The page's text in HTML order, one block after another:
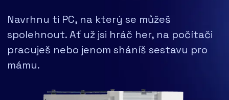
Navrhnu ti PC, na který se můžeš
spolehnout. Ať už jsi hráč her, na počítači
pracuješ nebo jenom sháníš sestavu pro
mámu.